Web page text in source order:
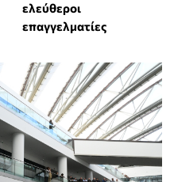
ελεύθεροι
επαγγελματίες